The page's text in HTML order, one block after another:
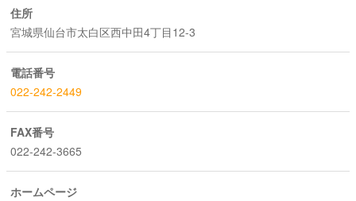
住所
宮城県仙台市太白区西中田4丁目12-3
電話番号
022-242-2449
FAX番号
022-242-3665
ホームページ